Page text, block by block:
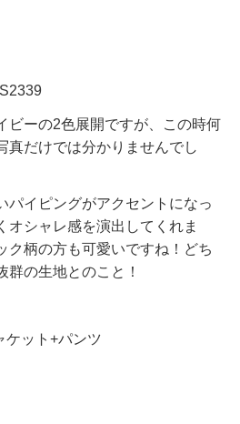
ビーの2色展開ですが、この時何
真だけでは分かりませんでし
パイピングがアクセントになっ
オシャレ感を演出してくれま
ク柄の方も可愛いですね！どち
群の生地とのこと！
ット+パンツ